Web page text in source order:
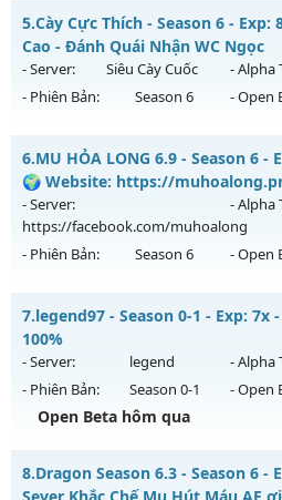
Thể loại: Mu Nguyên bản Webzen
Antihack: XShield
MU HỎA LONG 6.9 - 🌍 Website:
Mu mới ra tháng 08 2026 - Mở máy
https://facebook.com/
03/08/2626
Kiểu reset: Non Reset
Thể loại: Mu Nguyên bản Webzen
Antihack: XShield
5.Cày Cực Thích - Season 6 - Exp:
Cao - Đánh Quái Nhận WC Ngọc
- Server: Siêu Cày Cuốc - Alpha
- Phiên Bản:
Season 6 - Open
Cày Cực Thích - Drop Cao - Đánh
Mu mới ra tháng 08 2026 - Mở
13h ngày 16/08/2626
Exp: 800x - Drop: 20%
Antihack: BDC
6.MU HỎA LONG 6.9 - Season 6 -
🌍 Website: https://
- Server:
https://facebook.com/muhoalong
- Alpha
- Phiên Bản: Season 6 - Open
MU HỎA LONG 6.9 - 🌍 Website:
Mu mới ra tháng 08 2026 - Mở máy
https://facebook.com/
02/08/2626
Exp: 9999x - Drop: 99%
Thể loại: Mu Nguyên bản Webzen
7.legend97 - Season 0-1 - Exp: 7x
100%
- Server: legend - Alpha
- Phiên Bản:
Season 0-1 - Open
Open Beta hôm qua
Mu mới ra tháng 08 2026 - Mở
8.Dragon Season 6.3 - Season 6 -